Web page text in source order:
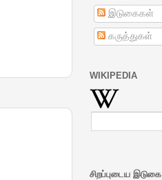
இடுகைகள்
கருத்துகள்
WIKIPEDIA
சிறப்புடைய இடுகை